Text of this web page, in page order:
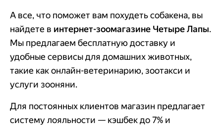
А все, что поможет вам похудеть собакена, вы
найдете в интернет-зоомагазине Четыре Лапы.
Мы предлагаем бесплатную доставку и
удобные сервисы для домашних животных,
такие как онлайн-ветеринарию, зоотакси и
услуги зооняни.
Для постоянных клиентов магазин предлагает
систему лояльности — кэшбек до 7% и